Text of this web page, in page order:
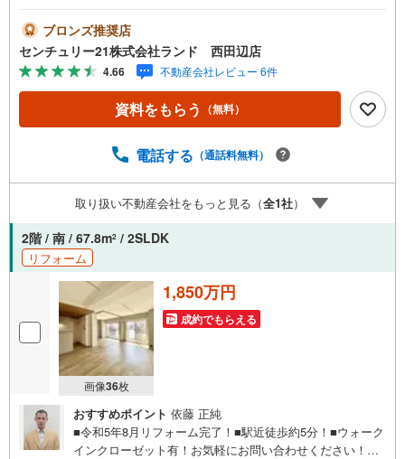
ランド西田辺店は・・・ お客様のニーズに寄り添い、大
切なお住まいのご購入に最後まで伴走いたします！●リフォ
ームのご相談も承っております。●購入・売却・ローンのご
相談・・・なんでもお気軽にご相談くださいませ！〇大阪
メトロ御堂筋線「西田辺」駅より徒歩1分！〇営業時間:10:
00～20:00（火曜日・水曜日定休日※祝日は営業）事前にご
絡お待ちしております！
ブロンズ推奨店
センチュリー21株式会社ランド 西田辺店
4.66 不動産会社レビュー 6件
資料をもらう （無料）
電話する （通話料無料）
取り扱い不動産会社をもっと見る（全1社）
2階 / 南 / 67.8m2 / 2SLDK
リフォーム
画像36枚
1,850万円
成約でもらえる
おすすめポイント 依藤 正純
■令和5年8月リフォーム完了！■駅近徒歩約5分！■ウォーク
インクローゼット有！お気軽にお問い合わせください！＜